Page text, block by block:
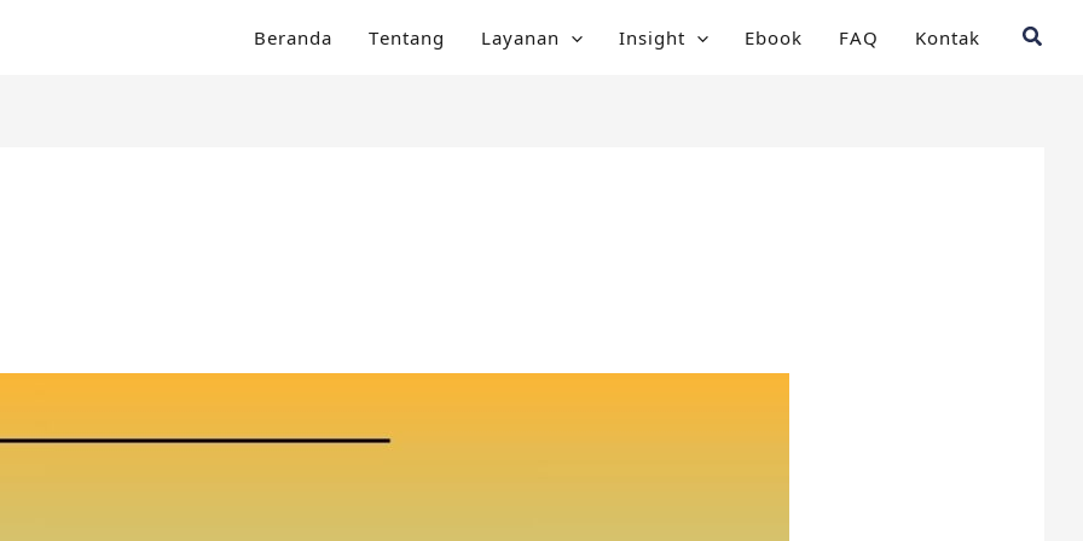
Beranda Tentang Layanan Insight Ebook FAQ Kontak